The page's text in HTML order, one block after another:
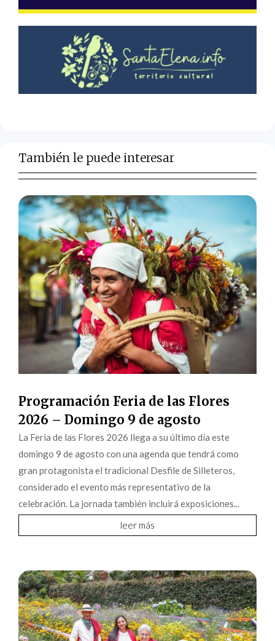
También le puede interesar
Programación Feria de las Flores
2026 – Domingo 9 de agosto
La Feria de las Flores 2026 llega a su último día este
domingo 9 de agosto con una agenda que tendrá como
gran protagonista el tradicional Desfile de Silleteros,
considerado el evento más representativo de la
celebración. La jornada también incluirá exposiciones...
leer más